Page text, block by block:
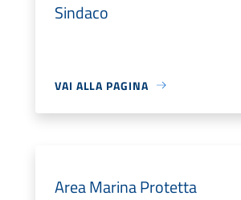
Sindaco
VAI ALLA PAGINA
Area Marina Protetta